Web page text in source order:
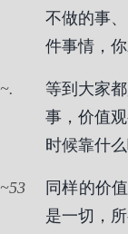
不做的事
件事情，
.
等到大家
事，价值
时候靠什么
53
同样的价
是一切，